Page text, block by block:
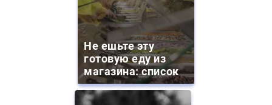
Не ешьте эту
готовую еду из
магазина: список